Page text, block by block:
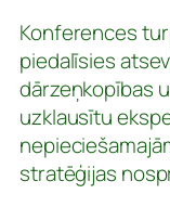
Konferences
piedalīsies
dārzeņkopības
uzklausītu
stratēģijas